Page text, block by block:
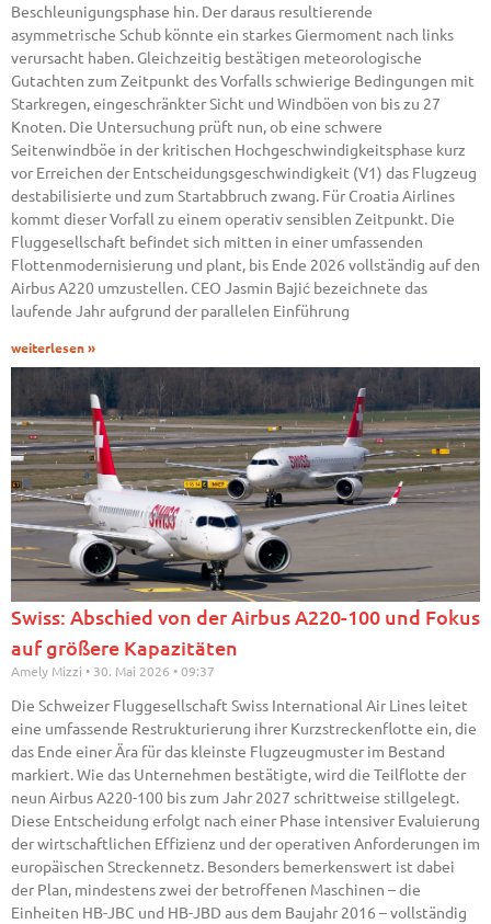
Beschleunigungsphase hin. Der daraus resultierende
asymmetrische Schub könnte ein starkes Giermoment nach links
verursacht haben. Gleichzeitig bestätigen meteorologische
Gutachten zum Zeitpunkt des Vorfalls schwierige Bedingungen mit
Starkregen, eingeschränkter Sicht und Windböen von bis zu 27
Knoten. Die Untersuchung prüft nun, ob eine schwere
Seitenwindböe in der kritischen Hochgeschwindigkeitsphase kurz
vor Erreichen der Entscheidungsgeschwindigkeit (V1) das Flugzeug
destabilisierte und zum Startabbruch zwang. Für Croatia Airlines
kommt dieser Vorfall zu einem operativ sensiblen Zeitpunkt. Die
Fluggesellschaft befindet sich mitten in einer umfassenden
Flottenmodernisierung und plant, bis Ende 2026 vollständig auf den
Airbus A220 umzustellen. CEO Jasmin Bajić bezeichnete das
laufende Jahr aufgrund der parallelen Einführung
weiterlesen »
Swiss: Abschied von der Airbus A220-100 und Fokus
auf größere Kapazitäten
Amely Mizzi 30. Mai 2026 09:37
Die Schweizer Fluggesellschaft Swiss International Air Lines leitet
eine umfassende Restrukturierung ihrer Kurzstreckenflotte ein, die
das Ende einer Ära für das kleinste Flugzeugmuster im Bestand
markiert. Wie das Unternehmen bestätigte, wird die Teilflotte der
neun Airbus A220-100 bis zum Jahr 2027 schrittweise stillgelegt.
Diese Entscheidung erfolgt nach einer Phase intensiver Evaluierung
der wirtschaftlichen Effizienz und der operativen Anforderungen im
europäischen Streckennetz. Besonders bemerkenswert ist dabei
der Plan, mindestens zwei der betroffenen Maschinen – die
Einheiten HB-JBC und HB-JBD aus dem Baujahr 2016 – vollständig